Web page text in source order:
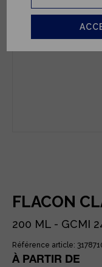
FLACON
200 ML - GCMI
Référence article:
À PARTIR DE